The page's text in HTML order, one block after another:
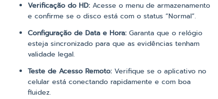
Verificação do HD: Acesse o menu de armazenamento
e confirme se o disco está com o status “Normal”.
Configuração de Data e Hora: Garanta que o relógio
esteja sincronizado para que as evidências tenham
validade legal.
Teste de Acesso Remoto: Verifique se o aplicativo no
celular está conectando rapidamente e com boa
fluidez.